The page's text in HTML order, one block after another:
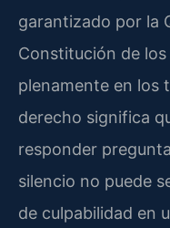
garantizado por la
Constitución de
plenamente en los
derecho significa
responder
silencio no puede
de culpabilidad en